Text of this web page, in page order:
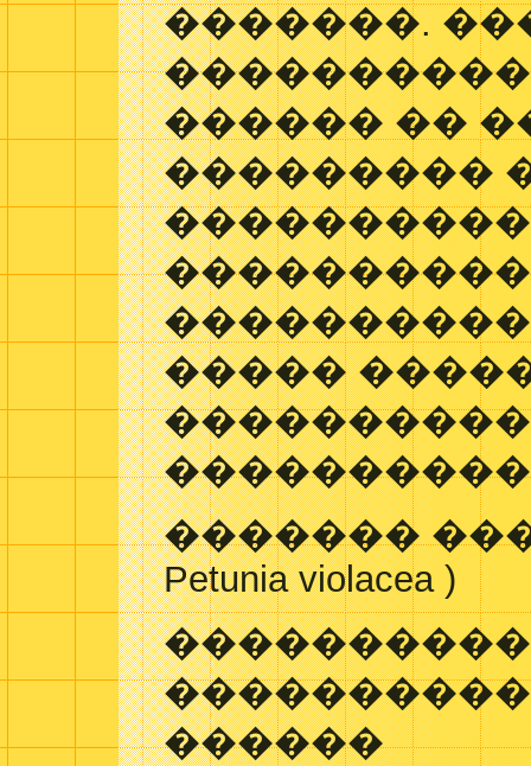
�������.
������ ��
���������
�����
����������
�������
Petunia violacea )
������